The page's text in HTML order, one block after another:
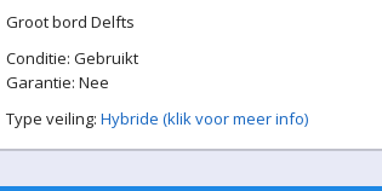
Groot bord Delfts
Conditie: Gebruikt
Garantie: Nee
Type veiling: Hybride (klik voor meer info)